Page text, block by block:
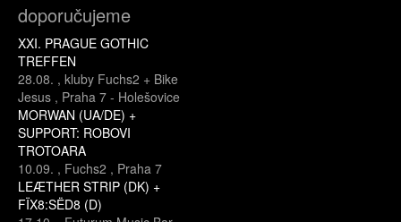
doporučujeme
XXI. PRAGUE GOTHIC
TREFFEN
28.08. , kluby Fuchs2 + Bike
Jesus , Praha 7 - Holešovice
MORWAN (UA/DE) +
SUPPORT: ROBOVI
TROTOARA
10.09. , Fuchs2 , Praha 7
LEÆTHER STRIP (DK) +
FÏX8:SËD8 (D)